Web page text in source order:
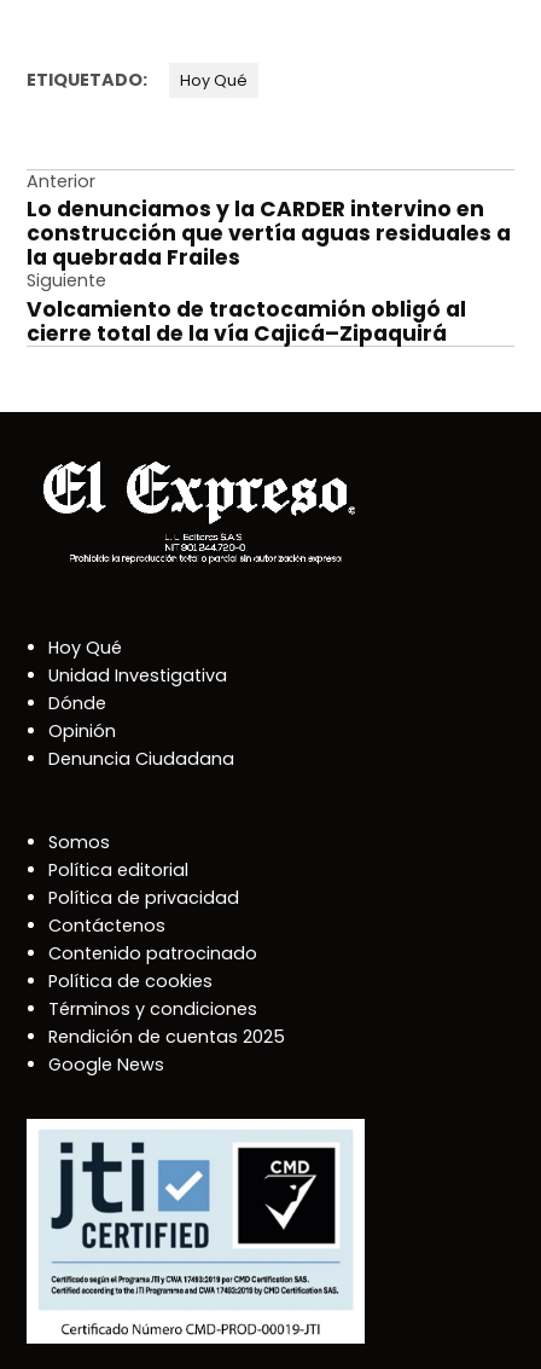
ETIQUETADO: Hoy Qué
Navegación
de
entradas
Anterior
Lo denunciamos y la CARDER intervino en
construcción que vertía aguas residuales a
la quebrada Frailes
Siguiente
Volcamiento de tractocamión obligó al
cierre total de la vía Cajicá–Zipaquirá
Hoy Qué
Unidad Investigativa
Dónde
Opinión
Denuncia Ciudadana
Somos
Política editorial
Política de privacidad
Contáctenos
Contenido patrocinado
Política de cookies
Términos y condiciones
Rendición de cuentas 2025
Google News